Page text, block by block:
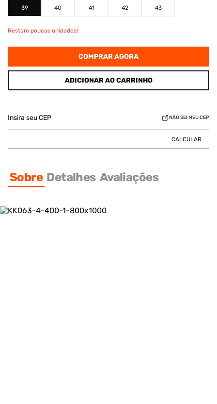
39 40 41 42 43
Restam poucas unidades!
COMPRAR AGORA
ADICIONAR AO CARRINHO
Insira seu CEP NÃO SEI MEU CEP
CALCULAR
Sobre Detalhes Avaliações